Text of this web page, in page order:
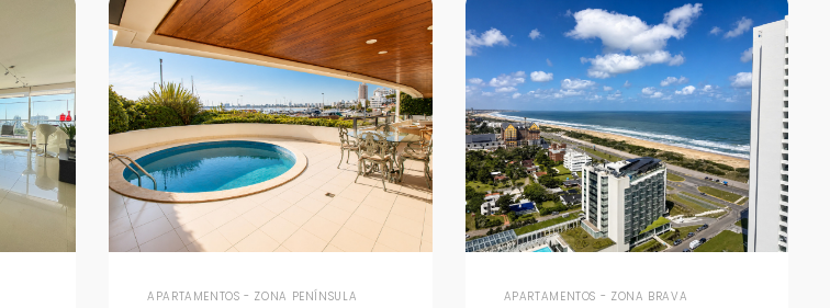
APARTAMENTOS - ZONA PENÍNSULA APARTAMENTOS - ZONA BRAVA